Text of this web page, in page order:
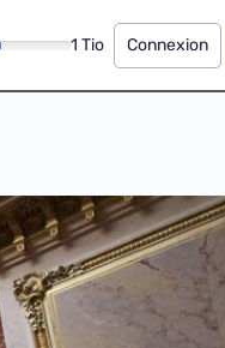
1 Tio Connexion